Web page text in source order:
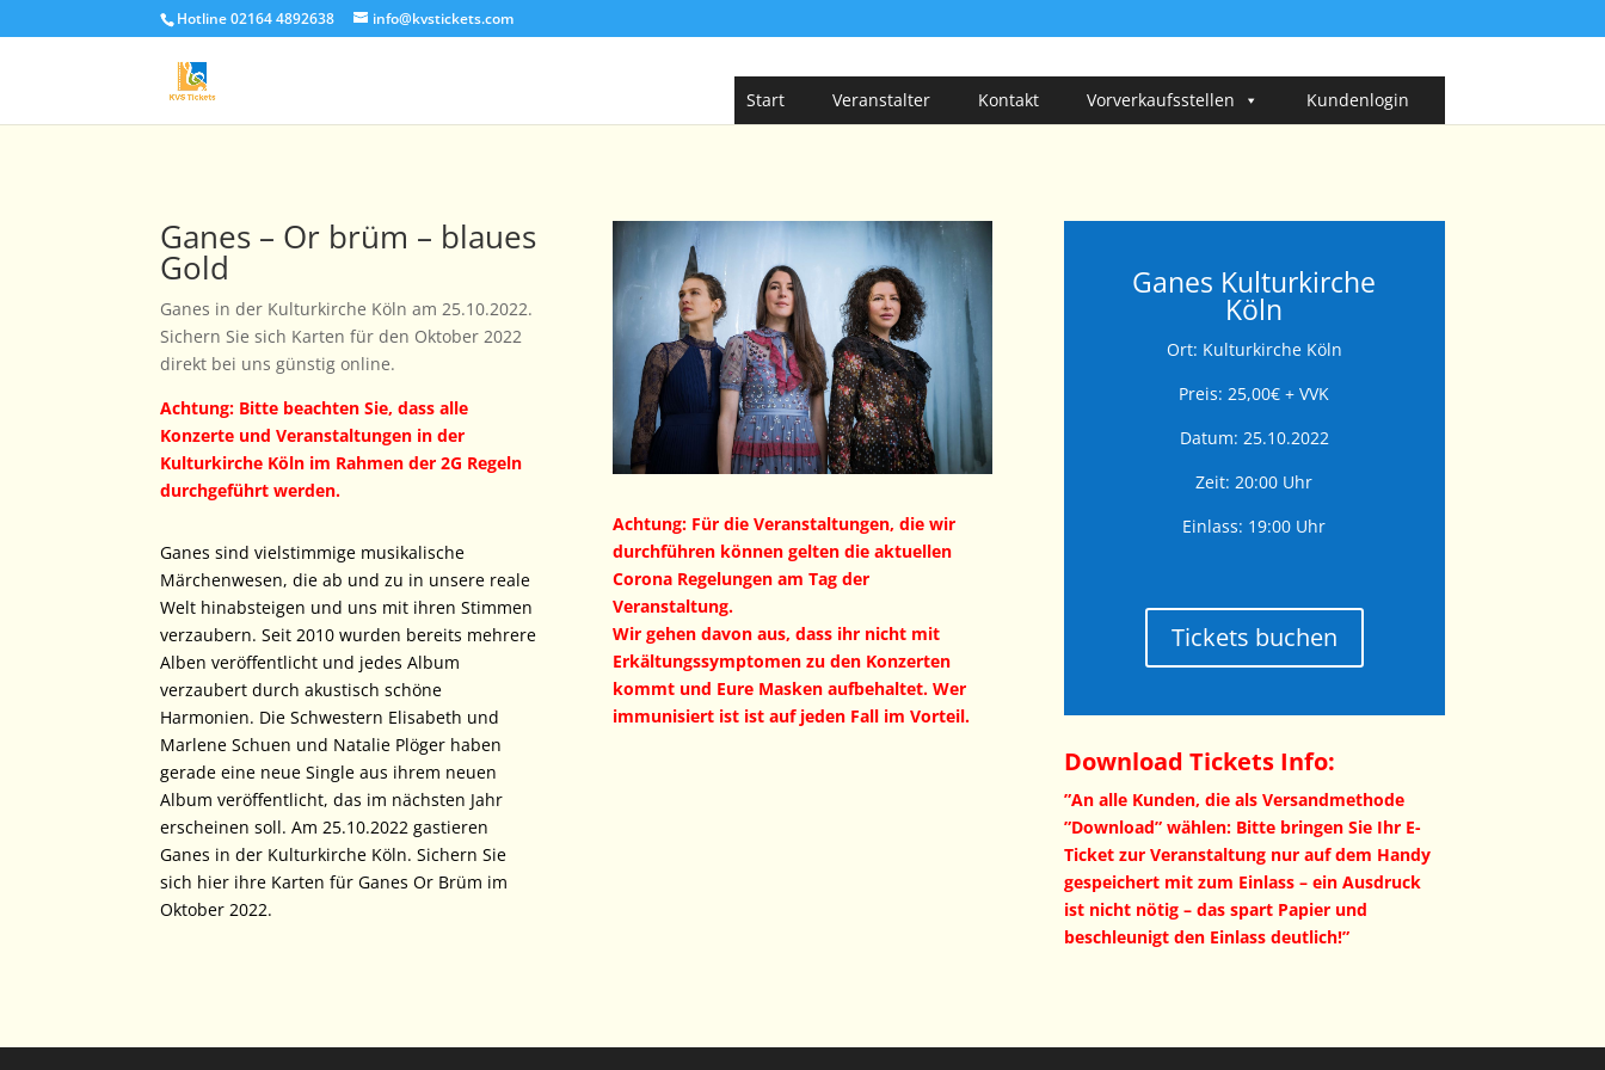
Hotline 02164 4892638 info@kvstickets.com
Start Veranstalter Kontakt Vorverkaufsstellen Kundenlogin
Ganes – Or brüm – blaues
Gold
Ganes in der Kulturkirche Köln am 25.10.2022.
Sichern Sie sich Karten für den Oktober 2022
direkt bei uns günstig online.
Achtung: Bitte beachten Sie, dass alle
Konzerte und Veranstaltungen in der
Kulturkirche Köln im Rahmen der 2G Regeln
durchgeführt werden.
Ganes sind vielstimmige musikalische
Märchenwesen, die ab und zu in unsere reale
Welt hinabsteigen und uns mit ihren Stimmen
verzaubern. Seit 2010 wurden bereits mehrere
Alben veröffentlicht und jedes Album
verzaubert durch akustisch schöne
Harmonien. Die Schwestern Elisabeth und
Marlene Schuen und Natalie Plöger haben
gerade eine neue Single aus ihrem neuen
Album veröffentlicht, das im nächsten Jahr
erscheinen soll. Am 25.10.2022 gastieren
Ganes in der Kulturkirche Köln. Sichern Sie
sich hier ihre Karten für Ganes Or Brüm im
Oktober 2022.
Achtung: Für die Veranstaltungen, die wir
durchführen können gelten die aktuellen
Corona Regelungen am Tag der
Veranstaltung.
Wir gehen davon aus, dass ihr nicht mit
Erkältungssymptomen zu den Konzerten
kommt und Eure Masken aufbehaltet. Wer
immunisiert ist ist auf jeden Fall im Vorteil.
Ganes Kulturkirche
Köln
Ort: Kulturkirche Köln
Preis: 25,00€ + VVK
Datum: 25.10.2022
Zeit: 20:00 Uhr
Einlass: 19:00 Uhr
Tickets buchen
Download Tickets Info:
”An alle Kunden, die als Versandmethode
”Download” wählen: Bitte bringen Sie Ihr E-
Ticket zur Veranstaltung nur auf dem Handy
gespeichert mit zum Einlass – ein Ausdruck
ist nicht nötig – das spart Papier und
beschleunigt den Einlass deutlich!”